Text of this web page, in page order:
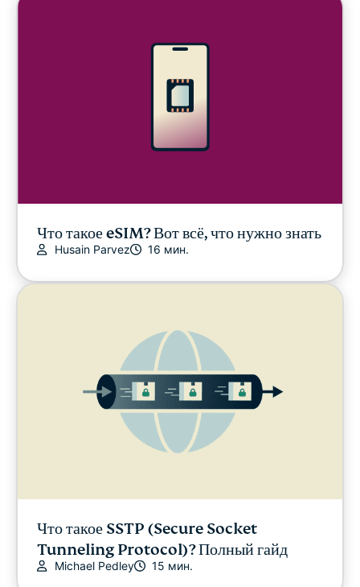
Что такое eSIM? Вот всё, что нужно знать
Husain Parvez 16 мин.
Что такое SSTP (Secure Socket
Tunneling Protocol)? Полный гайд
Michael Pedley 15 мин.